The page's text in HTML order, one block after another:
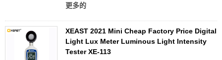
更多的
XEAST 2021 Mini Cheap Factory Price Digital
Light Lux Meter Luminous Light Intensity
Tester XE-113